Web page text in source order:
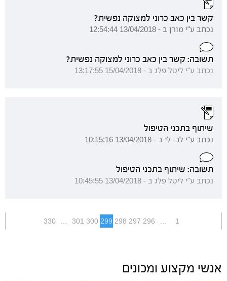
קשר בין כאב כרוני למצוקה נפשית?
נכתב ע"י מורן ב - 13/04/2018 12:54:44
תשובה: קשר בין כאב כרוני למצוקה נפשית?
נכתב ע"י ליטל פלג ב - 15/04/2018 13:17:55
שיתוף בתכני הטיפול
נכתב ע"י לב- לי ב - 13/04/2018 10:15:16
תשובה: שיתוף בתכני הטיפול
נכתב ע"י ליטל פלג ב - 13/04/2018 10:45:55
1
...
296
297
298
299
300
301
...
330
אנשי מקצוע ומכונים